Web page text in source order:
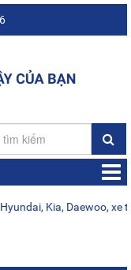
Kia, Daewoo, xe tải